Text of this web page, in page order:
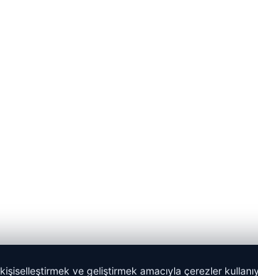
ve geliştirmek amacıyla çerezler